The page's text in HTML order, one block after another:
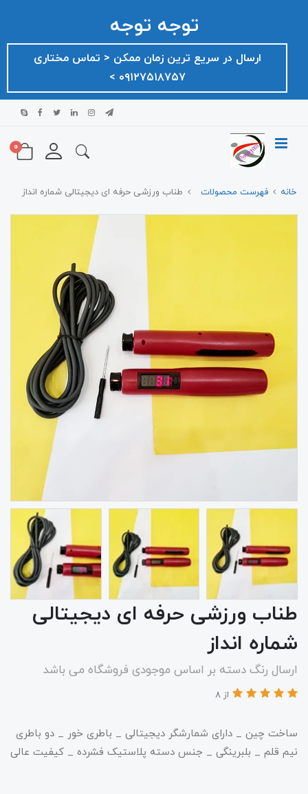
توجه توجه
ارسال در سریع ترین زمان ممکن ‌< تماس مختاری
۰۹۱۲۷۵۱۸۷۵۷ >
0
خانه فهرست محصولات طناب ورزشی حرفه ای دیجیتالی شماره انداز
طناب ورزشی حرفه ای دیجیتالی
شماره انداز
ارسال رنگ دسته بر اساس موجودی فروشگاه می باشد
از 8
ساخت چین _ ​دارای شمارشگر دیجیتالی _ باطری خور _ دو باطری
نیم قلم _ بلبرینگی _ جنس دسته پلاستیک فشرده _ کیفیت عالی​​​